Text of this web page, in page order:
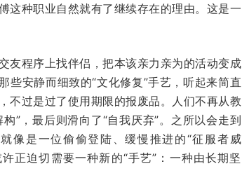
这种职业自然就有了继续存在的理由。这是一
友程序上找伴侣，把本该亲力亲为的活动变成
些安静而细致的“文化修复”手艺，听起来简直
不过是过了使用期限的报废品。人们不再从教
”，最后则滑向了“自我厌弃”。之所以会走到
就像是一位偷偷登陆、缓慢推进的“征服者威
正迫切需要一种新的“手艺”：一种由长期坚